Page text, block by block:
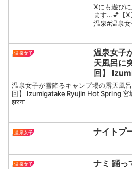
Xにも遊び
ます…💕【
温泉#温泉
温泉女子
温泉女子
天風呂に
回】
Spring
#airpanas
温泉女子が雪降るキャンプ場の露天風
回】 Izumigatake Ryujin Hot Spring
झरना
温泉女子 ナイトプ
温泉女子 ナミ 踊っ